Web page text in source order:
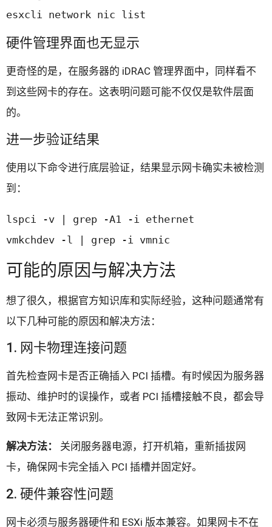
esxcli network nic list
硬件管理界面也无显示
更奇怪的是，在服务器的 iDRAC 管理界面中，同样看不
到这些网卡的存在。这表明问题可能不仅仅是软件层面
的。
进一步验证结果
使用以下命令进行底层验证，结果显示网卡确实未被检测
到：
lspci -v | grep -A1 -i ethernet
vmkchdev -l | grep -i vmnic
可能的原因与解决方法
想了很久，根据官方知识库和实际经验，这种问题通常有
以下几种可能的原因和解决方法：
1. 网卡物理连接问题
首先检查网卡是否正确插入 PCI 插槽。有时候因为服务器
振动、维护时的误操作，或者 PCI 插槽接触不良，都会导
致网卡无法正常识别。
解决方法：
关闭服务器电源，打开机箱，重新插拔网
卡，确保网卡完全插入 PCI 插槽并固定好。
2. 硬件兼容性问题
网卡必须与服务器硬件和 ESXi 版本兼容。如果网卡不在